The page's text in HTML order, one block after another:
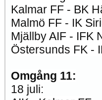
Kalmar FF - BK
Malmö FF - IK
Mjällby AIF - IFK
Östersunds FK -
Omgång 11:
18 juli: